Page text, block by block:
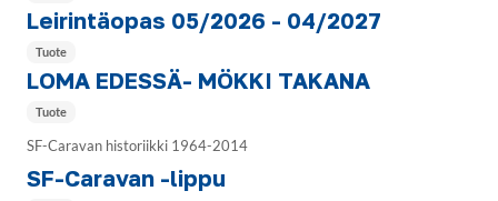
Leirintäopas 05/2026 - 04/2027
Tuote
LOMA EDESSÄ- MÖKKI TAKANA
Tuote
SF-Caravan historiikki 1964-2014
SF-Caravan -lippu